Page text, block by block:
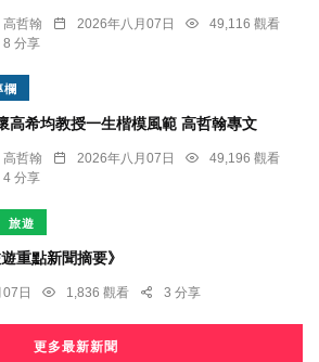
高哲翰 2026年八月07日
49,116 觀看
8 分享
欄
高希均教授一生楷模風範 高哲翰專文
高哲翰 2026年八月07日
49,196 觀看
4 分享
旅遊
重點新聞摘要》
日 1,836 觀看 3 分享
更多最新新聞